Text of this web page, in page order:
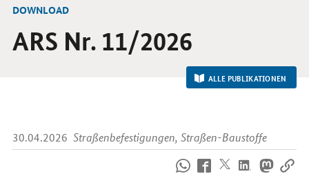
hier:DOWNLOAD
ARS Nr. 11/2026
ALLE PUBLIKATIONEN
30.04.2026 Straßenbefestigungen, Straßen-Baustoffe